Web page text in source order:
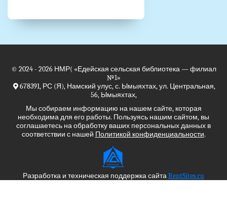
© 2024 - 2026 НМР(«Едейская сельская библиотека — филиал
№1»
678391, РС (Я), Намский улус, с. Ымыяхтах, ул. Центральная,
56, Ымыяхтах,
Мы собираем информацию на нашем сайте, которая
необходима для его работы. Пользуясь нашим сайтом, вы
соглашаетесь на обработку ваших персональных данных в
соответствии с нашей Политикой конфиденциальности.
Разработка и техническая поддержка сайтаRentSites.ru